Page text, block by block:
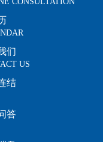
们
US
结
答